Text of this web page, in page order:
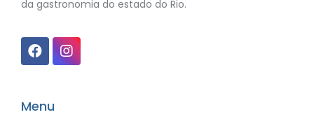
da gastronomia do estado do Rio.
Menu